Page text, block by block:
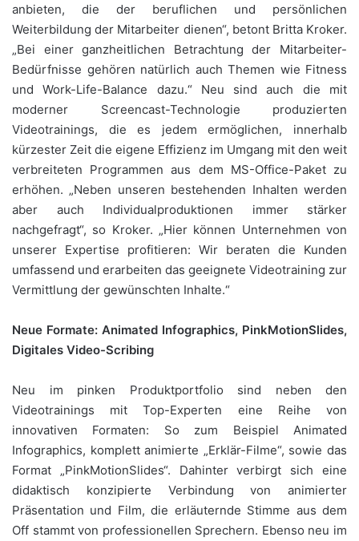
anbieten, die der beruflichen und persönlichen
Weiterbildung der Mitarbeiter dienen“, betont Britta Kroker.
„Bei einer ganzheitlichen Betrachtung der Mitarbeiter-
Bedürfnisse gehören natürlich auch Themen wie Fitness
und Work-Life-Balance dazu.“ Neu sind auch die mit
moderner Screencast-Technologie produzierten
Videotrainings, die es jedem ermöglichen, innerhalb
kürzester Zeit die eigene Effizienz im Umgang mit den weit
verbreiteten Programmen aus dem MS-Office-Paket zu
erhöhen. „Neben unseren bestehenden Inhalten werden
aber auch Individualproduktionen immer stärker
nachgefragt“, so Kroker. „Hier können Unternehmen von
unserer Expertise profitieren: Wir beraten die Kunden
umfassend und erarbeiten das geeignete Videotraining zur
Vermittlung der gewünschten Inhalte.“
Neue Formate: Animated Infographics, PinkMotionSlides,
Digitales Video-Scribing
Neu im pinken Produktportfolio sind neben den
Videotrainings mit Top-Experten eine Reihe von
innovativen Formaten: So zum Beispiel Animated
Infographics, komplett animierte „Erklär-Filme“, sowie das
Format „PinkMotionSlides“. Dahinter verbirgt sich eine
didaktisch konzipierte Verbindung von animierter
Präsentation und Film, die erläuternde Stimme aus dem
Off stammt von professionellen Sprechern. Ebenso neu im